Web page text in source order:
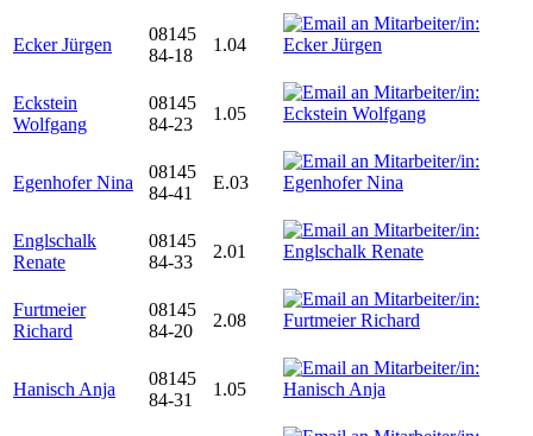
Ecker Jürgen
08145
84-18
1.04
Eckstein
Wolfgang
08145
84-23
1.05
Egenhofer Nina
08145
84-41
E.03
Englschalk
Renate
08145
84-33
2.01
Furtmeier
Richard
08145
84-20
2.08
Hanisch Anja
08145
84-31
1.05